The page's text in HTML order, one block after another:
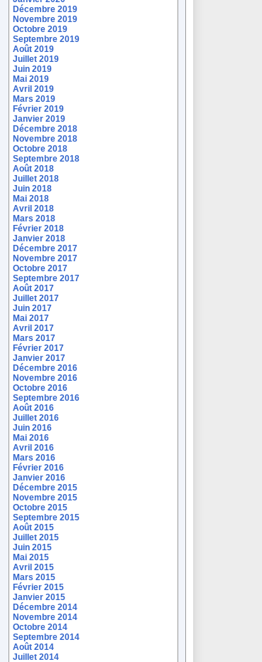
Décembre 2019
Novembre 2019
Octobre 2019
Septembre 2019
Août 2019
Juillet 2019
Juin 2019
Mai 2019
Avril 2019
Mars 2019
Février 2019
Janvier 2019
Décembre 2018
Novembre 2018
Octobre 2018
Septembre 2018
Août 2018
Juillet 2018
Juin 2018
Mai 2018
Avril 2018
Mars 2018
Février 2018
Janvier 2018
Décembre 2017
Novembre 2017
Octobre 2017
Septembre 2017
Août 2017
Juillet 2017
Juin 2017
Mai 2017
Avril 2017
Mars 2017
Février 2017
Janvier 2017
Décembre 2016
Novembre 2016
Octobre 2016
Septembre 2016
Août 2016
Juillet 2016
Juin 2016
Mai 2016
Avril 2016
Mars 2016
Février 2016
Janvier 2016
Décembre 2015
Novembre 2015
Octobre 2015
Septembre 2015
Août 2015
Juillet 2015
Juin 2015
Mai 2015
Avril 2015
Mars 2015
Février 2015
Janvier 2015
Décembre 2014
Novembre 2014
Octobre 2014
Septembre 2014
Août 2014
Juillet 2014